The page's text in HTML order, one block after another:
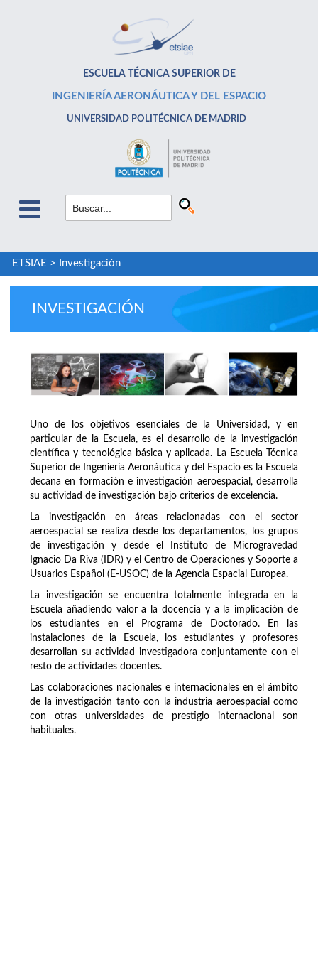
ESCUELA TÉCNICA SUPERIOR DE
INGENIERÍA AERONÁUTICA Y DEL ESPACIO
UNIVERSIDAD POLITÉCNICA DE MADRID
ETSIAE > Investigación
INVESTIGACIÓN
Uno de los objetivos esenciales de la Universidad, y en
particular de la Escuela, es el desarrollo de la investigación
científica y tecnológica básica y aplicada. La Escuela Técnica
Superior de Ingeniería Aeronáutica y del Espacio es la Escuela
decana en formación e investigación aeroespacial, desarrolla
su actividad de investigación bajo criterios de excelencia.
La investigación en áreas relacionadas con el sector
aeroespacial se realiza desde los departamentos, los grupos
de investigación y desde el Instituto de Microgravedad
Ignacio Da Riva (IDR) y el Centro de Operaciones y Soporte a
Usuarios Español (E-USOC) de la Agencia Espacial Europea.
La investigación se encuentra totalmente integrada en la
Escuela añadiendo valor a la docencia y a la implicación de
los estudiantes en el Programa de Doctorado. En las
instalaciones de la Escuela, los estudiantes y profesores
desarrollan su actividad investigadora conjuntamente con el
resto de actividades docentes.
Las colaboraciones nacionales e internacionales en el ámbito
de la investigación tanto con la industria aeroespacial como
con otras universidades de prestigio internacional son
habituales.